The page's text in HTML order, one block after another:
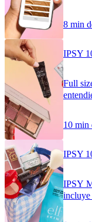
8 min
IPSY
Full
10 min
IPSY
IPSY
incluye